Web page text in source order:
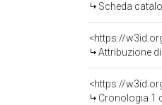
Scheda
Attribuzione
<https://
Cronologia 1